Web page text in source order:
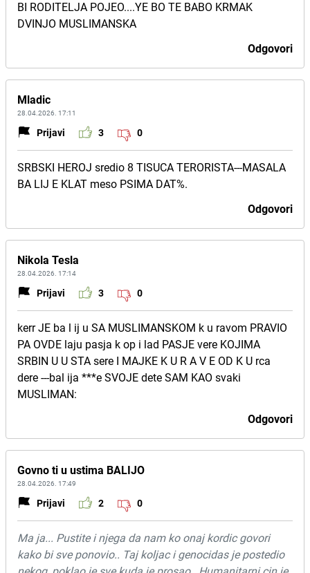
BI RODITELJA POJEO....YE BO TE BABO KRMAK
DVINJO MUSLIMANSKA
Odgovori
Mladic
28.04.2026. 17:11
Prijavi 3 0
SRBSKI HEROJ sredio 8 TISUCA TERORISTA---MASALA
BA LIJ E KLAT meso PSIMA DAT%.
Odgovori
Nikola Tesla
28.04.2026. 17:14
Prijavi 3 0
kerr JE ba l ij u SA MUSLIMANSKOM k u ravom PRAVIO
PA OVDE laju pasja k op i lad PASJE vere KOJIMA
SRBIN U U STA sere I MAJKE K U R A V E OD K U rca
dere ---bal ija ***e SVOJE dete SAM KAO svaki
MUSLIMAN:
Odgovori
Govno ti u ustima BALIJO
28.04.2026. 17:49
Prijavi 2 0
Ma ja... Pustite i njega da nam ko onaj kordic govori
kako bi sve ponovio.. Taj koljac i genocidas je postedio